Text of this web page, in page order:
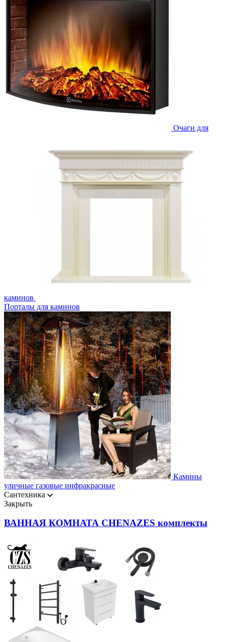
Очаги для
каминов
Порталы для каминов
Камины
уличные газовые инфракрасные
Сантехника
Закрыть
ВАННАЯ КОМНАТА CHENAZES комплекты